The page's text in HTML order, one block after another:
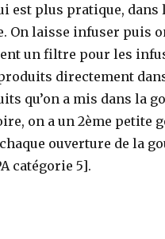
est plus pratique,
On laisse infuser puis
un filtre pour les
directement
qu’on a mis dans la
on a un 2ème petite
ouverture de la
catégorie 5].